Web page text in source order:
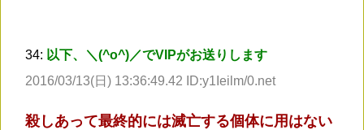
34: 以下、＼(^o^)／でVIPがお送りします
2016/03/13(日) 13:36:49.42 ID:y1Ieilm/0.net
殺しあって最終的には滅亡する個体に用はない